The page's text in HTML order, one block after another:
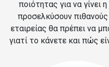
ποιότητας για να γίνει
προσελκύσουν
εταιρείας θα πρέπει να
γιατί το κάνετε και πώς